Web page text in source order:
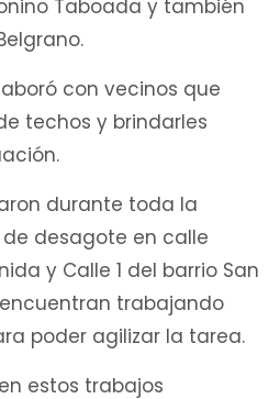
Taboada y también
con vecinos que
techos y brindarles
durante toda la
desagote en calle
y Calle 1 del barrio San
trabajando
poder agilizar la tarea.
estos trabajos